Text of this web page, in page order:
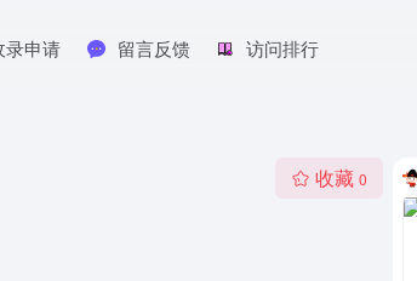
录申请 留言反馈 访问排行
收藏 0